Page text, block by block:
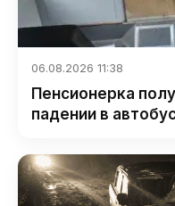
06.08.2026 11:38
Пенсионерка
падении в